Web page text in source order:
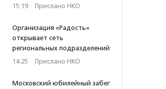
15:19 · Прислано НКО
Организация «Радость»
открывает сеть
региональных подразделений
14:25 · Прислано НКО
Московский юбилейный забег